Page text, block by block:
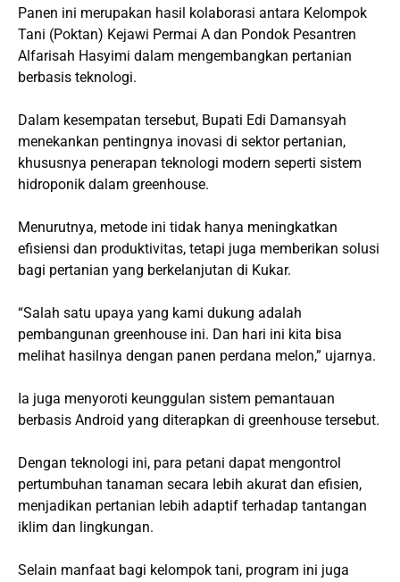
Panen ini merupakan hasil kolaborasi antara Kelompok
Tani (Poktan) Kejawi Permai A dan Pondok Pesantren
Alfarisah Hasyimi dalam mengembangkan pertanian
berbasis teknologi.
Dalam kesempatan tersebut, Bupati Edi Damansyah
menekankan pentingnya inovasi di sektor pertanian,
khususnya penerapan teknologi modern seperti sistem
hidroponik dalam greenhouse.
Menurutnya, metode ini tidak hanya meningkatkan
efisiensi dan produktivitas, tetapi juga memberikan solusi
bagi pertanian yang berkelanjutan di Kukar.
“Salah satu upaya yang kami dukung adalah
pembangunan greenhouse ini. Dan hari ini kita bisa
melihat hasilnya dengan panen perdana melon,” ujarnya.
Ia juga menyoroti keunggulan sistem pemantauan
berbasis Android yang diterapkan di greenhouse tersebut.
Dengan teknologi ini, para petani dapat mengontrol
pertumbuhan tanaman secara lebih akurat dan efisien,
menjadikan pertanian lebih adaptif terhadap tantangan
iklim dan lingkungan.
Selain manfaat bagi kelompok tani, program ini juga